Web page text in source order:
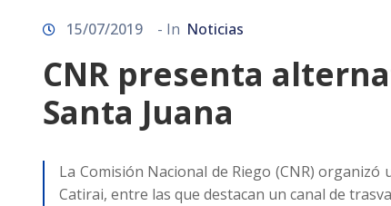
15/07/2019 - In Noticias
CNR presenta
Santa Juana
La Comisión Nacional de Riego (CNR)
Catirai, entre las que destacan un canal de